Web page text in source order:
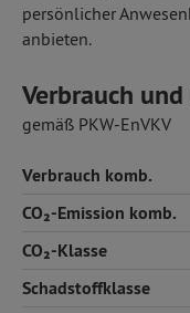
persönlicher
anbieten.
Verbrauch
gemäß PKW-EnVKV
Verbrauch komb.
CO₂-Emission komb.
CO₂-Klasse
Schadstoffklasse